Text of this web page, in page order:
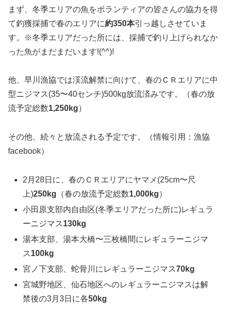
まず、冬季エリアの魚をボランティアの皆さんの協力を得
て釣獲採捕で春のエリアに約350本引っ越しさせていま
す。※冬季エリアだった所には、採捕で釣り上げられなか
った魚がまだまだいます!(^^)!
他、早川漁協では渓流解禁に向けて、春のＣＲエリアに中
型ニジマス(35〜40センチ)500kg放流済みです。（春の放
流予定総数1,250kg）
その他、続々と放流される予定です。（情報引用：漁協
facebook）
2月28日に、春のＣＲエリアにヤマメ(25cm〜尺
上)250kg （春の放流予定総数1,000kg）
小田原支部内自由区(冬季エリアだった所に)レギュラ
ーニジマス130kg
湯本支部、湯本大橋〜三枚橋間にレギュラーニジマ
ス100kg
宮ノ下支部、蛇骨川にレギュラーニジマス70kg
宮城野地区、仙石地区へのレギュラーニジマスは解
禁後の3月3日に各50kg